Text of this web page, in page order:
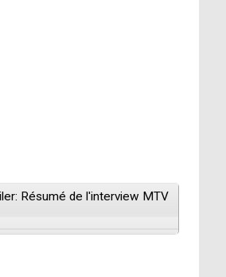
Résumé de l'interview MTV